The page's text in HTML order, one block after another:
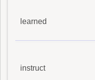
learned
instruct